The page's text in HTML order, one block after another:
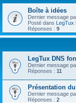
Boîte à idées
Dernier message
Posté dans LegTux
Réponses : 9
LegTux DNS
Dernier message
Réponses : 11
Présentation
Dernier message
Réponses : 2